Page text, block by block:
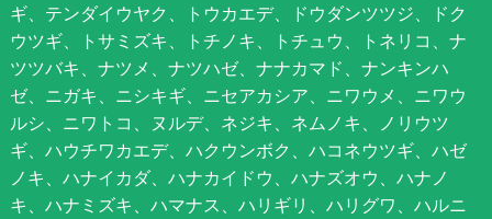
ギ、テンダイウヤク、トウカエデ、ドウダンツツジ、ドク
ウツギ、トサミズキ、トチノキ、トチュウ、トネリコ、ナ
ツツバキ、ナツメ、ナツハゼ、ナナカマド、ナンキンハ
ゼ、ニガキ、ニシキギ、ニセアカシア、ニワウメ、ニワウ
ルシ、ニワトコ、ヌルデ、ネジキ、ネムノキ、ノリウツ
ギ、ハウチワカエデ、ハクウンボク、ハコネウツギ、ハゼ
ノキ、ハナイカダ、ハナカイドウ、ハナズオウ、ハナノ
キ、ハナミズキ、ハマナス、ハリギリ、ハリグワ、ハルニ